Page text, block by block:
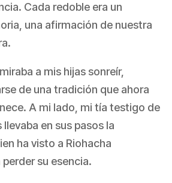
Cada redoble era un
una afirmación de nuestra
a mis hijas sonreír,
de una tradición que ahora
A mi lado, mi tía testigo de
en sus pasos la
ha visto a Riohacha
su esencia.